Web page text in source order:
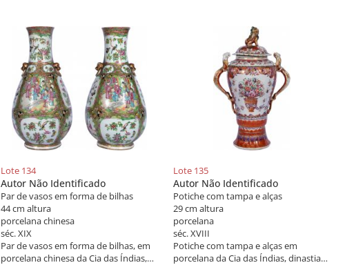
Lote 134
Autor Não Identificado
Par de vasos em forma de bilhas
44 cm altura
porcelana chinesa
séc. XIX
Par de vasos em forma de bilhas, em
porcelana chinesa da Cia das Índias,
Lote 135
Autor Não Identificado
Potiche com tampa e alças
29 cm altura
porcelana
séc. XVIII
Potiche com tampa e alças em
porcelana da Cia das Índias, dinastia